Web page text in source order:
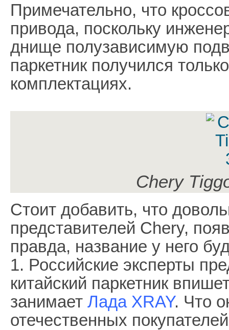
Примечательно, что
привода, поскольку
днище полузависимую
паркетник получился
комплектациях.
Chery
Стоит добавить, что
представителей Chery,
правда, название у него
1. Российские эксперты
китайский паркетник
занимает Лада XRAY. Что
отечественных